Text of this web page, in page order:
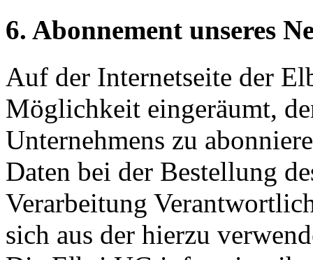
6. Abonnement unseres
Auf der Internetseite der
Möglichkeit eingeräumt,
Unternehmens zu
Daten bei der Bestellung
Verarbeitung
sich aus der hierzu